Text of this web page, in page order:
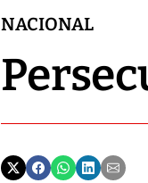
NACIONAL